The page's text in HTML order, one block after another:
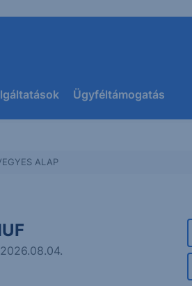
Ügyféltámogatás
ALAP
2026.08.04.